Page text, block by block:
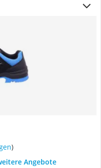
)
Angebote